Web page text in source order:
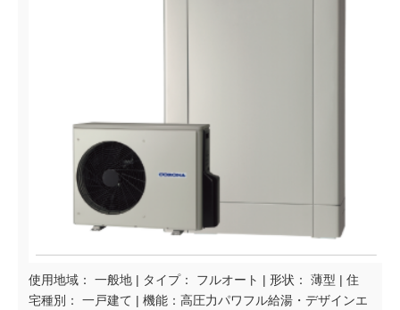
使用地域： 一般地 | タイプ： フルオート | 形状： 薄型 | 住
宅種別： 一戸建て | 機能：高圧力パワフル給湯・デザインエ